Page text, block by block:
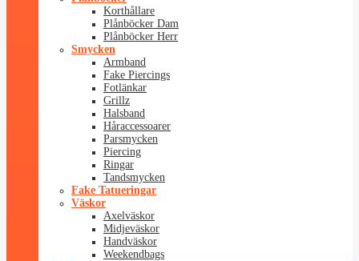
Korthållare
Plånböcker Dam
Plånböcker Herr
Smycken
Armband
Fake Piercings
Fotlänkar
Grillz
Halsband
Håraccessoarer
Parsmycken
Piercing
Ringar
Tandsmycken
Fake Tatueringar
Väskor
Axelväskor
Midjeväskor
Handväskor
Weekendbags